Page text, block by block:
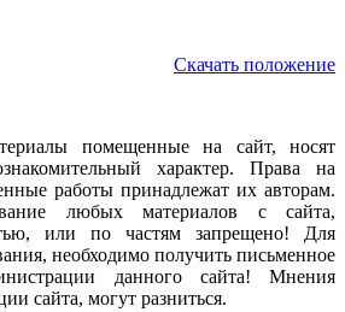
Скачать положение
помещенные на сайт,носят
характер. Права
на
работы принадлежат их авторам.
любых материалов с сайта,
, или по частям запрещено! Для
, необходимо получить письменное
данного сайта! Мнения
сайта, могут разниться.